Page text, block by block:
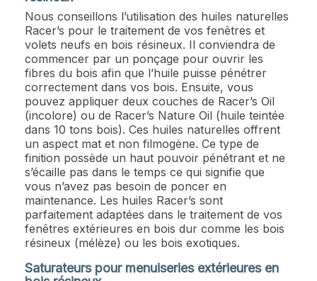
Nous conseillons l’utilisation des huiles naturelles
Racer’s pour le traitement de vos fenêtres et
volets neufs en bois résineux. Il conviendra de
commencer par un ponçage pour ouvrir les
fibres du bois afin que l’huile puisse pénétrer
correctement dans vos bois. Ensuite, vous
pouvez appliquer deux couches de Racer’s Oil
(incolore) ou de Racer’s Nature Oil (huile teintée
dans 10 tons bois). Ces huiles naturelles offrent
un aspect mat et non filmogène. Ce type de
finition possède un haut pouvoir pénétrant et ne
s’écaille pas dans le temps ce qui signifie que
vous n’avez pas besoin de poncer en
maintenance. Les huiles Racer’s sont
parfaitement adaptées dans le traitement de vos
fenêtres extérieures en bois dur comme les bois
résineux (mélèze) ou les bois exotiques.
Saturateurs pour menuiseries extérieures en